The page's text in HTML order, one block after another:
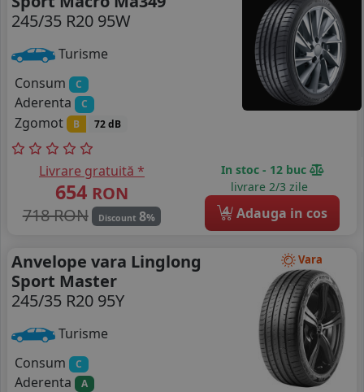
245/35 R20 95W
Turisme
Consum
C
Aderenta C
Zgomot B 72 dB
Livrare gratuită *
654 RON
718 RON
Discount 8%
In stoc - 12 buc
livrare 2/3 zile
4 Adauga in cos
Vara
Anvelope vara Linglong
Sport Master
245/35 R20 95Y
Turisme
Consum
C
Aderenta A